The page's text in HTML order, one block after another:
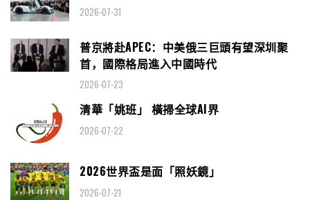
2026-07-31
普京將赴APEC：中美俄三巨頭有望深圳聚
首，國際格局進入中國時代
2026-07-23
清華「姚班」 橫掃全球AI界
2026-07-22
2026世界盃是面「照妖鏡」
2026-07-21